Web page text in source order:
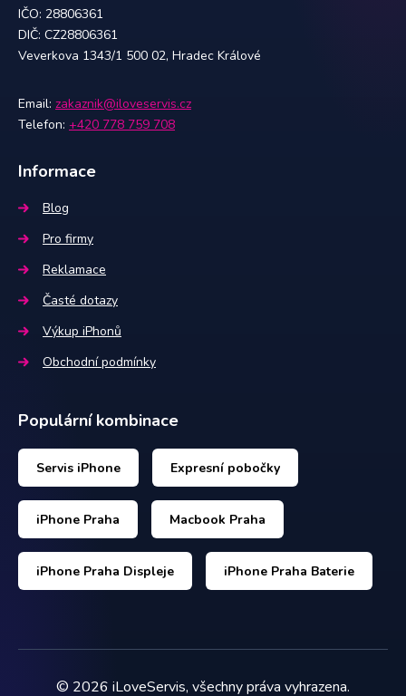
IČO: 28806361
DIČ: CZ28806361
Veverkova 1343/1 500 02, Hradec Králové
Email: zakaznik@iloveservis.cz
Telefon: +420 778 759 708
Informace
Blog
Pro firmy
Reklamace
Časté dotazy
Výkup iPhonů
Obchodní podmínky
Populární kombinace
Servis iPhone Expresní pobočky
iPhone Praha Macbook Praha
iPhone Praha Displeje iPhone Praha Baterie
© 2026 iLoveServis, všechny práva vyhrazena.